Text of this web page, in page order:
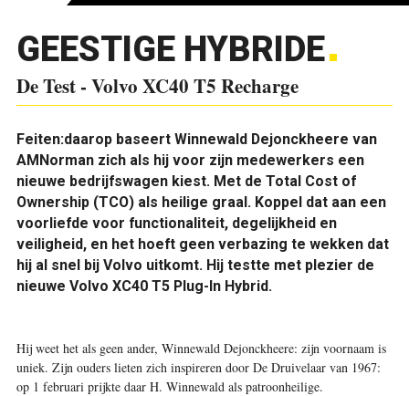
GEESTIGE HYBRIDE
De Test - Volvo XC40 T5 Recharge
Feiten:daarop baseert Winnewald Dejonckheere van
AMNorman zich als hij voor zijn medewerkers een
nieuwe bedrijfswagen kiest. Met de Total Cost of
Ownership (TCO) als heilige graal. Koppel dat aan een
voorliefde voor functionaliteit, degelijkheid en
veiligheid, en het hoeft geen verbazing te wekken dat
hij al snel bij Volvo uitkomt. Hij testte met plezier de
nieuwe Volvo XC40T5 Plug-In Hybrid.
Hij weet het als geen ander, Winnewald Dejonckheere: zijn voornaam is
uniek. Zijn ouders lieten zich inspireren door De Druivelaar van 1967:
op 1 februari prijkte daar H. Winnewald als patroonheilige.